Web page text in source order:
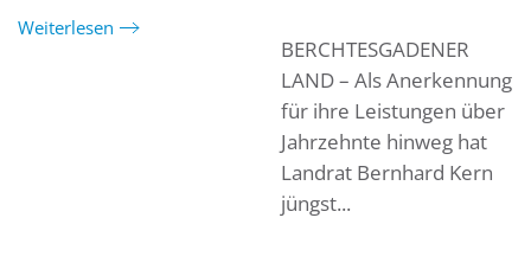
Weiterlesen
BERCHTESGADENER
LAND – Als Anerkennung
für ihre Leistungen über
Jahrzehnte hinweg hat
Landrat Bernhard Kern
jüngst...